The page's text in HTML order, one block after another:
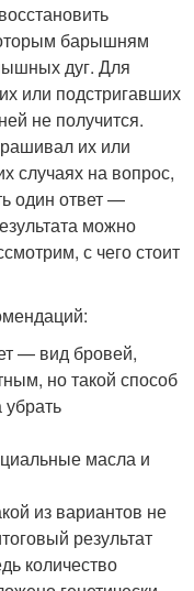
барышням
дуг. Для
или подстригавших
не получится.
их или
случаях на вопрос,
один ответ —
можно
с чего стоит
— вид бровей,
но такой способ
убрать
масла и
из вариантов не
результат
количество